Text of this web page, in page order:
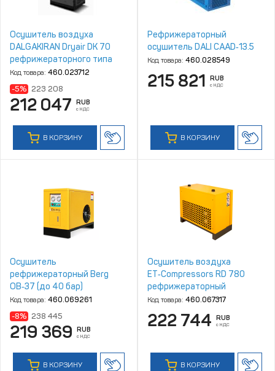
Осушитель воздуха
DALGAKIRAN Dryair DK 70
рефрижераторного типа
Код товара: 460.023712
-5% 223 208
212 047 RUB
с НДС
В КОРЗИНУ
Рефрижераторный
осушитель DALI CAAD‑13.5
Код товара: 460.028549
215 821 RUB
с НДС
В КОРЗИНУ
Осушитель
рефрижераторный Berg
ОВ‑37 (до 40 бар)
Код товара: 460.069261
-8% 238 445
219 369 RUB
с НДС
В КОРЗИНУ
Осушитель воздуха
ET‑Compressors RD 780
рефрижераторный
Код товара: 460.067317
222 744 RUB
с НДС
В КОРЗИНУ